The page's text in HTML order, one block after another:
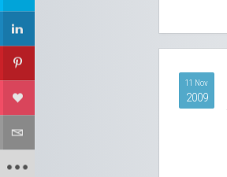
11 Nov
2009